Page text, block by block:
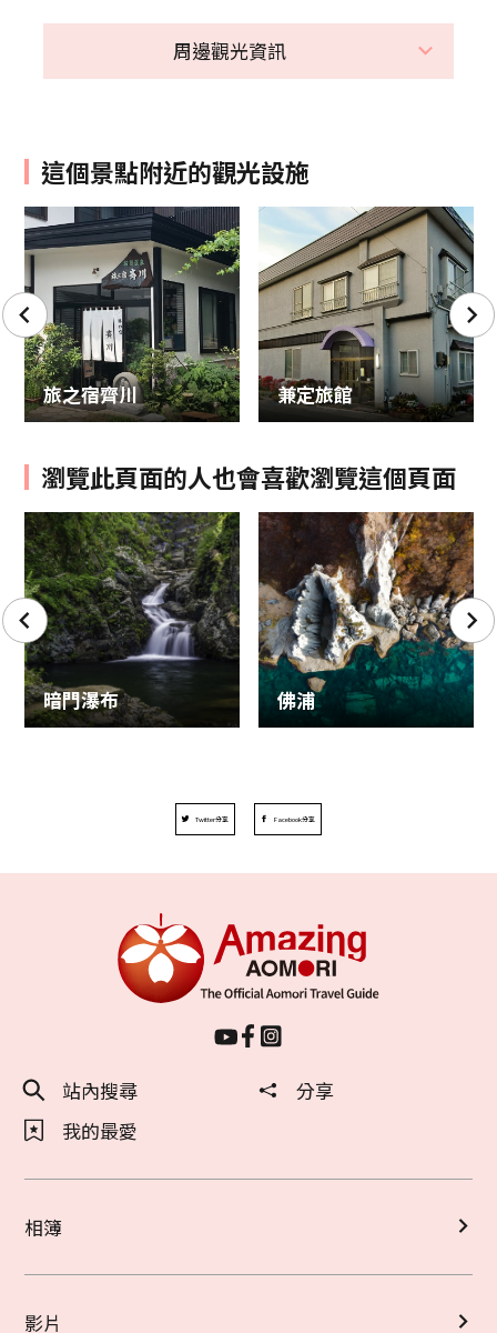
周邊觀光資訊
這個景點附近的觀光設施
旅之宿齊川 兼定旅館
瀏覽此頁面的人也會喜歡瀏覽這個頁面
暗門瀑布 佛浦
Twitter分享 Facebook分享
站內搜尋
分享
我的最愛
相簿
影片